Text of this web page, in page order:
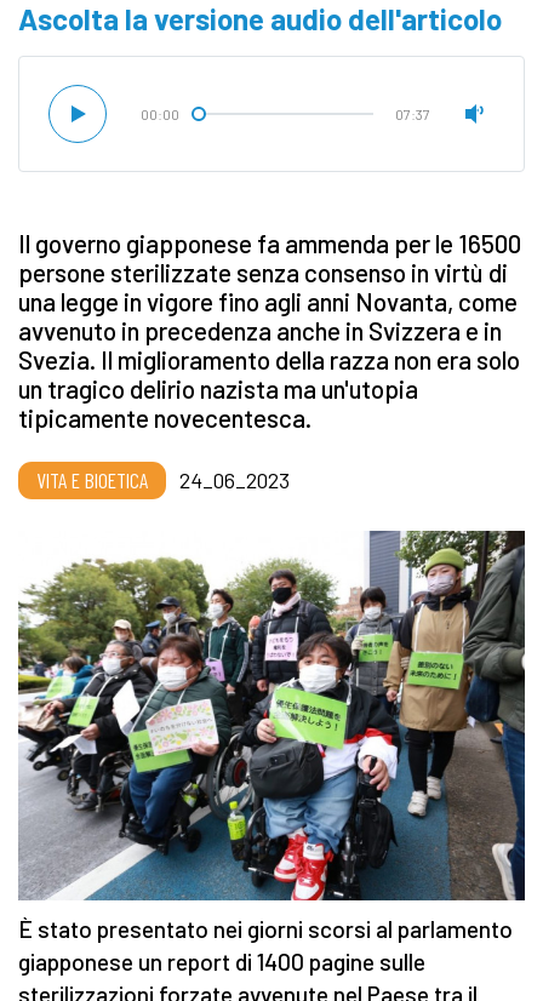
Ascolta la versione audio dell'articolo
00:00 07:37
Il governo giapponese fa ammenda per le 16500
persone sterilizzate senza consenso in virtù di
una legge in vigore fino agli anni Novanta, come
avvenuto in precedenza anche in Svizzera e in
Svezia. Il miglioramento della razza non era solo
un tragico delirio nazista ma un'utopia
tipicamente novecentesca.
VITA E BIOETICA 24_06_2023
È stato presentato nei giorni scorsi al parlamento
giapponese un report di 1400 pagine sulle
sterilizzazioni forzate avvenute nel Paese tra il